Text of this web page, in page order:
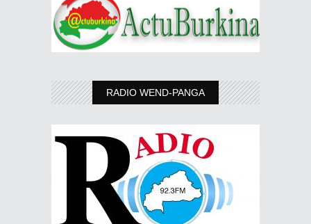
RADIO WEND-PANGA